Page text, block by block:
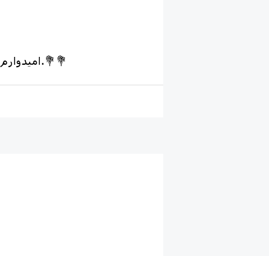
امیدوارم سال خیلی خیلی خوبی در پیش رو داشته باشید و خاطرات خوب برای خودتون بسازید.💐💐